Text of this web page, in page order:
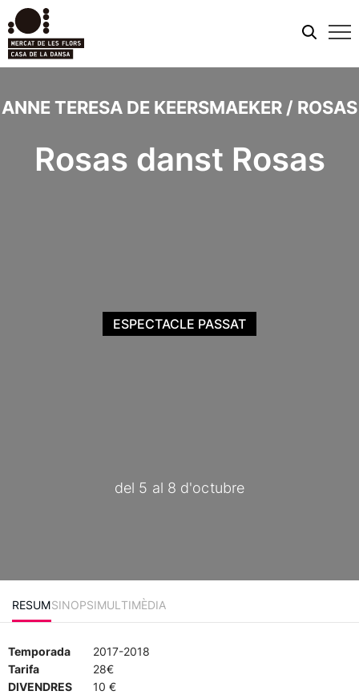
ANNE TERESA DE KEERSMAEKER / ROSAS
Rosas danst Rosas
del 5 al 8 d'octubre
ESPECTACLE PASSAT
RESUMSINOPSIMULTIMÈDIA
Temporada
2017-2018
Tarifa
28€
DIVENDRES
10 €